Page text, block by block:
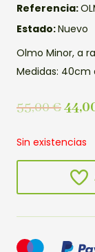
Referencia:
Estado:Nuevo
Olmo Minor, a
Medidas: 40cm
55,00€
Sin existencias